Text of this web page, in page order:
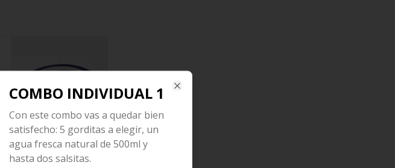
COMBO INDIVIDUAL 1
Con este combo vas a quedar bien
satisfecho: 5 gorditas a elegir, un
agua fresca natural de 500ml y
hasta dos salsitas.